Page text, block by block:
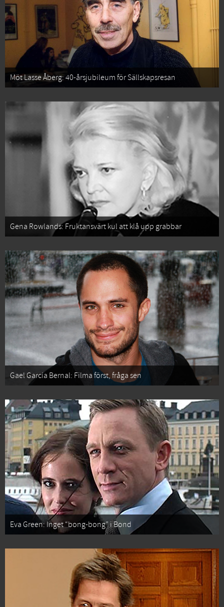
Möt Lasse Åberg: 40-årsjubileum för Sällskapsresan
Gena Rowlands: Fruktansvärt kul att klå upp grabbar
Gael García Bernal: Filma först, fråga sen
Eva Green: Inget “bong-bong” i Bond